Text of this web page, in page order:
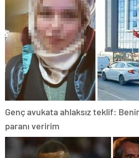
Genç avukata ahlaksız teklif:
paranı veririm